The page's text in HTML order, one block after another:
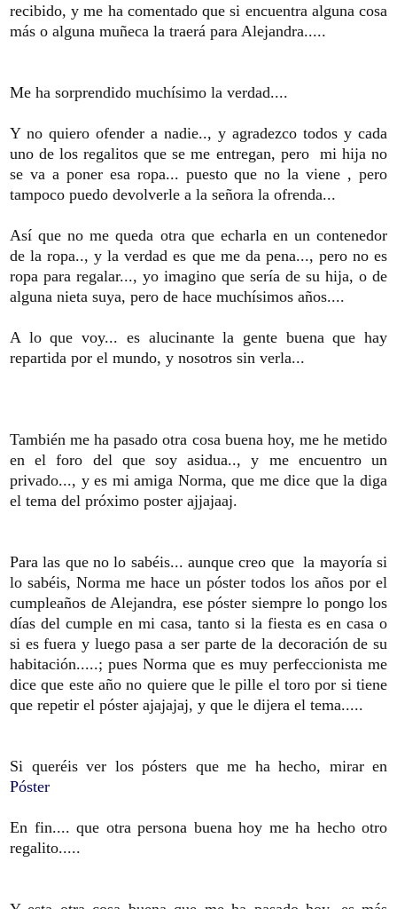
recibido, y me ha comentado que si encuentra alguna cosa
más o alguna muñeca la traerá para Alejandra.....
Me ha sorprendido muchísimo la verdad....
Y no quiero ofender a nadie.., y agradezco todos y cada
uno de los regalitos que se me entregan, pero mi hija no
se va a poner esa ropa... puesto que no la viene , pero
tampoco puedo devolverle a la señora la ofrenda...
Así que no me queda otra que echarla en un contenedor
de la ropa.., y la verdad es que me da pena..., pero no es
ropa para regalar..., yo imagino que sería de su hija, o de
alguna nieta suya, pero de hace muchísimos años....
A lo que voy... es alucinante la gente buena que hay
repartida por el mundo, y nosotros sin verla...
También me ha pasado otra cosa buena hoy, me he metido
en el foro del que soy asidua.., y me encuentro un
privado..., y es mi amiga Norma, que me dice que la diga
el tema del próximo poster ajjajaaj.
Para las que no lo sabéis... aunque creo que la mayoría si
lo sabéis, Norma me hace un póster todos los años por el
cumpleaños de Alejandra, ese póster siempre lo pongo los
días del cumple en mi casa, tanto si la fiesta es en casa o
si es fuera y luego pasa a ser parte de la decoración de su
habitación.....; pues Norma que es muy perfeccionista me
dice que este año no quiere que le pille el toro por si tiene
que repetir el póster ajajajaj, y que le dijera el tema.....
Si queréis ver los pósters que me ha hecho, mirar en
Póster
En fin.... que otra persona buena hoy me ha hecho otro
regalito.....